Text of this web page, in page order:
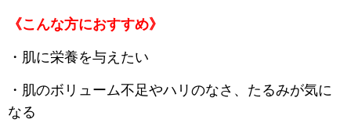
《こんな方におすすめ》
・肌に栄養を与えたい
・肌のボリューム不足やハリのなさ、たるみが気に
なる